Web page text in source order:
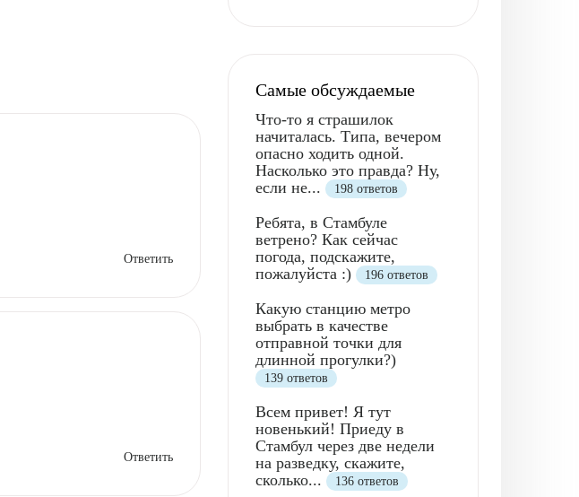
Ответить
Ответить
Самые обсуждаемые
Что-то я страшилок
начиталась. Типа, вечером
опасно ходить одной.
Насколько это правда? Ну,
если не...
198 ответов
Ребята, в Стамбуле
ветрено? Как сейчас
погода, подскажите,
пожалуйста :)
196 ответов
Какую станцию метро
выбрать в качестве
отправной точки для
длинной прогулки?)
139 ответов
Всем привет! Я тут
новенький! Приеду в
Стамбул через две недели
на разведку, скажите,
сколько...
136 ответов